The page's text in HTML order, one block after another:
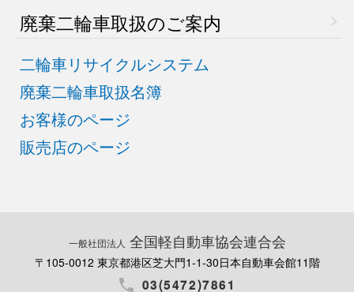
廃棄二輪車取扱のご案内
二輪車リサイクルシステム
廃棄二輪車取扱名簿
お客様のページ
販売店のページ
一般社団法人 全国軽自動車協会連合会
〒105-0012 東京都港区芝大門1-1-30日本自動車会館11階
03(5472)7861